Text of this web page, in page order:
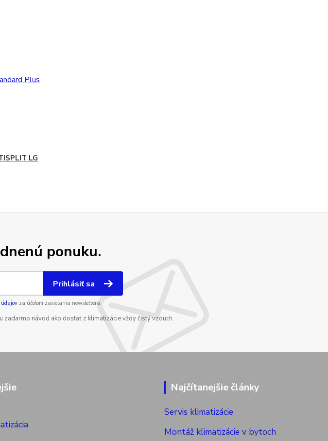
Plus
LG
ponuku.
Prihlásiť sa
údajovza účelom zasielania newslettera.
návod ako dostať z klimatizácie vždy čistý vzduch.
Najčítanejšie články
Servis klimatizácie
Montáž klimatizácie v bytoch